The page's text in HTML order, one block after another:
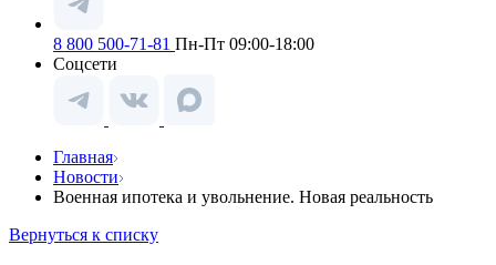
8 800 500-71-81 Пн-Пт 09:00-18:00
Соцсети
Главная
Новости
Военная ипотека и увольнение. Новая реальность
Вернуться к списку